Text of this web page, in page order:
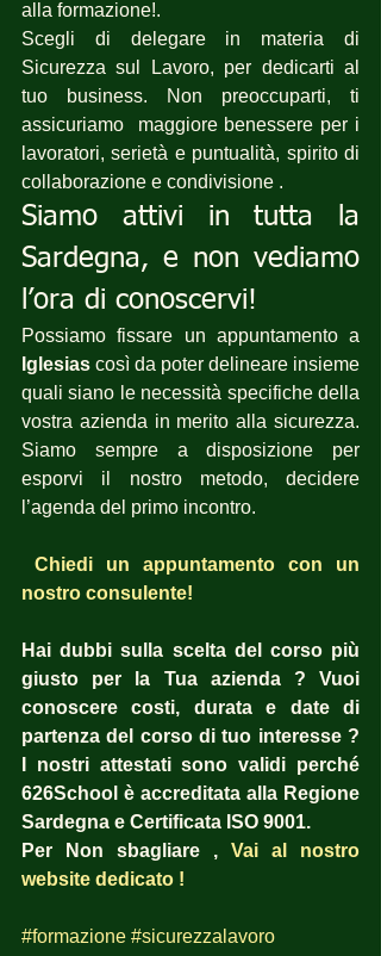
alla formazione!.
Scegli di delegare in materia di
Sicurezza sul Lavoro, per dedicarti al
tuo business. Non preoccuparti, ti
assicuriamo  maggiore benessere per i
lavoratori, serietà e puntualità, spirito di
collaborazione e condivisione .
Siamo attivi in tutta la
Sardegna, e non vediamo
l’ora di conoscervi!
Iglesias così da poter delineare insieme
quali siano le necessità specifiche della
vostra azienda in merito alla sicurezza.
Siamo sempre a disposizione per
esporvi il nostro metodo, decidere
l’agenda del primo incontro.
Chiedi un appuntamento con un
nostro consulente!
Hai dubbi sulla scelta del corso più
giusto per la Tua azienda ? Vuoi
conoscere costi, durata e date di
partenza del corso di tuo interesse ?
I nostri attestati sono validi perché
626School è accreditata alla Regione
Sardegna e Certificata ISO 9001.
Per Non sbagliare , Vai al nostro
website dedicato !
#formazione #sicurezzalavoro